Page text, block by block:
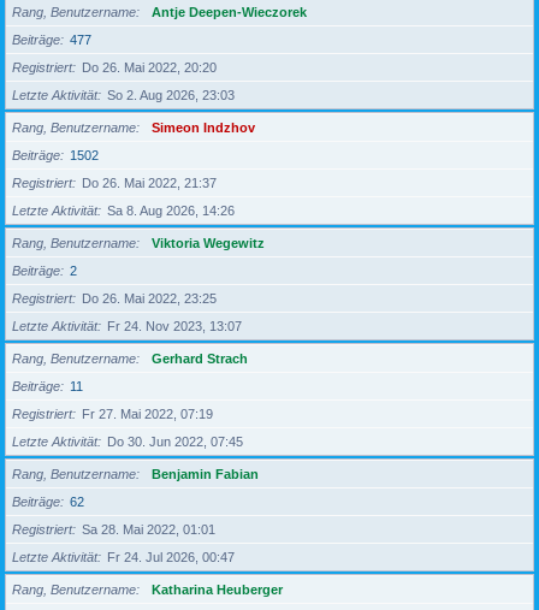
Rang, Benutzername
Antje Deepen-Wieczorek
Beiträge
477
Registriert
Do 26. Mai 2022, 20:20
Letzte Aktivität
So 2. Aug 2026, 23:03
Rang, Benutzername
Simeon Indzhov
Beiträge
1502
Registriert
Do 26. Mai 2022, 21:37
Letzte Aktivität
Sa 8. Aug 2026, 14:26
Rang, Benutzername
Viktoria Wegewitz
Beiträge
2
Registriert
Do 26. Mai 2022, 23:25
Letzte Aktivität
Fr 24. Nov 2023, 13:07
Rang, Benutzername
Gerhard Strach
Beiträge
11
Registriert
Fr 27. Mai 2022, 07:19
Letzte Aktivität
Do 30. Jun 2022, 07:45
Rang, Benutzername
Benjamin Fabian
Beiträge
62
Registriert
Sa 28. Mai 2022, 01:01
Letzte Aktivität
Fr 24. Jul 2026, 00:47
Rang, Benutzername
Katharina Heuberger